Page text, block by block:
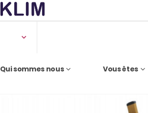
Qui sommes nous Vous êtes